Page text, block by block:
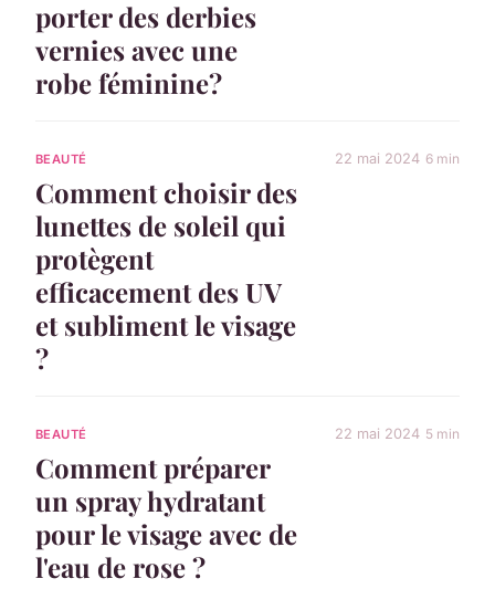
porter des derbies
vernies avec une
robe féminine?
BEAUTÉ
Comment choisir des
lunettes de soleil qui
protègent
efficacement des UV
et subliment le visage
?
22 mai 2024 6 min
BEAUTÉ
Comment préparer
un spray hydratant
pour le visage avec de
l'eau de rose ?
22 mai 2024 5 min